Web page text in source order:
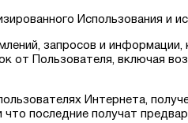
Использования и
запросов и
от Пользователя, включая
Интернета,
последние получат